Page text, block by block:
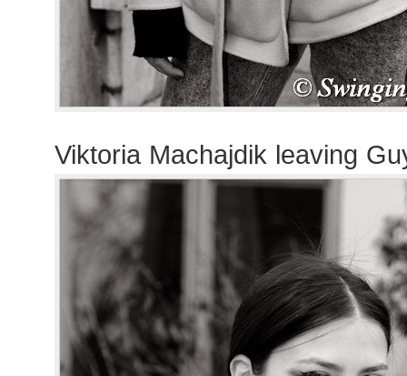
Viktoria Machajdik leaving